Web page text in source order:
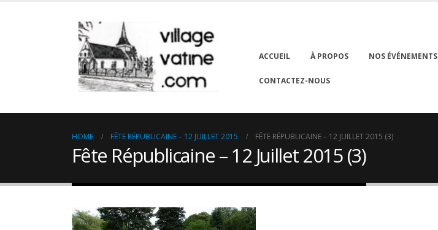
ACCUEIL À PROPOS NOS ÉVÉNEMENTS
CONTACTEZ-NOUS
HOME FÊTE RÉPUBLICAINE – 12 JUILLET 2015 FÊTE RÉPUBLICAINE – 12 JUILLET 2015 (3)
Fête Républicaine – 12 Juillet 2015 (3)